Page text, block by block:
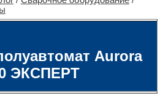
Aurora
ЭКСПЕРТ